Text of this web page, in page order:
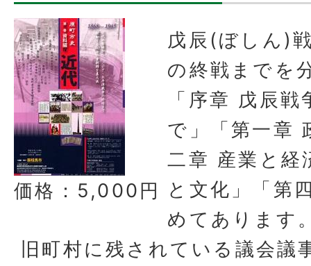
価格：5,000円
戊辰(ぼしん)
の終戦までを
「序章 戊辰
で」「第一章
二章 産業と経
と文化」「第
めてあります
旧町村に残されている議会議